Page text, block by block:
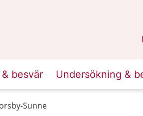
besvär Undersökning &
Sunne